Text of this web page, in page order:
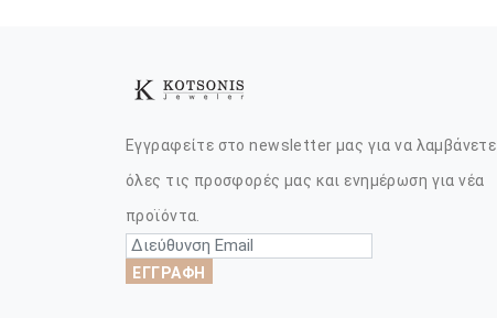
Εγγραφείτε στο newsletter μας για να λαμβάνετε
όλες τις προσφορές μας και ενημέρωση για νέα
προϊόντα.
ΕΓΓΡΑΦΗ